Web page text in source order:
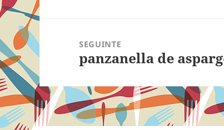
SEGUINTE
Próximo
panzanella de